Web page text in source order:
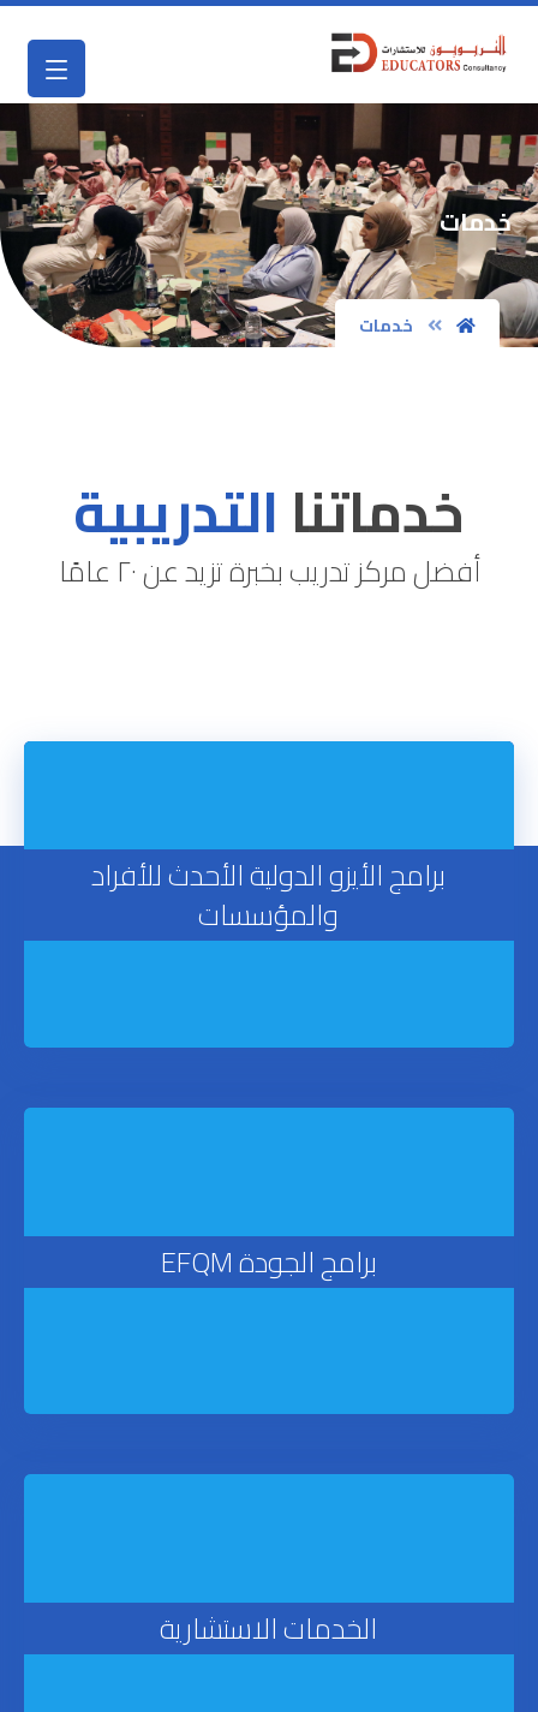
خدمات
خدمات
خدماتناالتدريبية
أفضل مركز تدريب بخبرة تزيد عن ٢٠ عامًا
برامج الأيزو الدولية الأحدث للأفراد
والمؤسسات
برامج الجودة EFQM
الخدمات الاستشارية